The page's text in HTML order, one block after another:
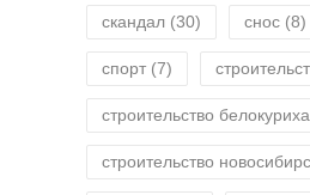
скандал (30) снос (8)
спорт (7)
строительство белокуриха
строительство